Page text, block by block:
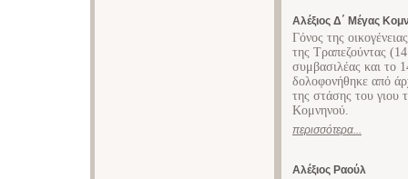
Αλέξιος Δ΄ Μέγας
Γόνος της
της Τραπεζούντας
συμβασιλέας και το
δολοφονήθηκε από
της στάσης του γιου
Κομνηνού.
περισσότερα...
Αλέξιος Ραούλ